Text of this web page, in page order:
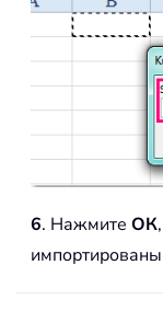
6. Нажмите ОК